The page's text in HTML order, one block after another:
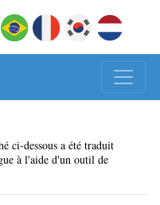
ci-dessous a été traduit
à l'aide d'un outil de